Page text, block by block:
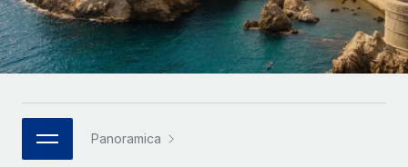
Português (Portugal)
日本語
한국어
中文（简体）
Panoramica